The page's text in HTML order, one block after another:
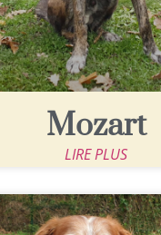
Mozart
LIRE PLUS